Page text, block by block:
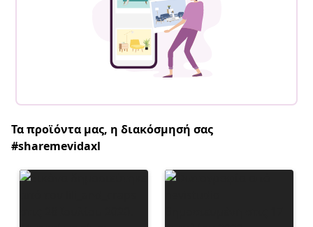
Τα προϊόντα μας, η διακόσμησή σας
#sharemevidaxl